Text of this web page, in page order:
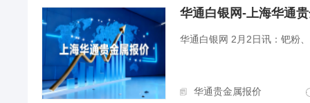
华通白银网-上海华通
华通白银网 2月2日讯：钯粉
华通贵金属报价